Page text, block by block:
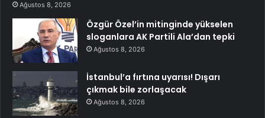
Ağustos 8, 2026
Özgür Özel’in mitinginde yükselen
sloganlara AK Partili Ala’dan tepki
Ağustos 8, 2026
İstanbul’a fırtına uyarısı! Dışarı
çıkmak bile zorlaşacak
Ağustos 8, 2026